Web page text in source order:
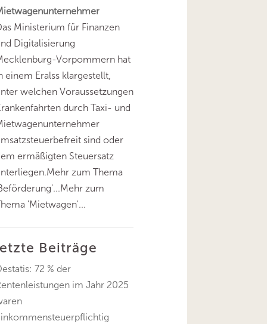
Ministerium für Finanzen
Digitalisierung
Vorpommern hat
einem Eralss klargestellt,
welchen Voraussetzungen
durch Taxi- und
sind oder
ermäßigten Steuersatz
zum Thema
zum
'Mietwagen'...
Beiträge
72 % der
im Jahr 2025